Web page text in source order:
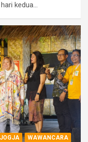
kedua…
WAWANCARA